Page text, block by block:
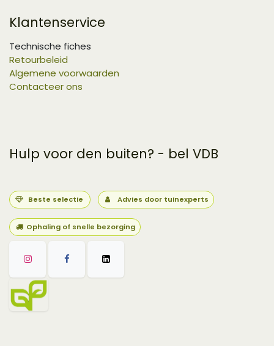
Klantenservice
Technische fiches
Retourbeleid
Algemene voorwaarden
Contacteer ons
Hulp voor den buiten? - bel VDB
Beste selectie Advies door tuinexperts
Ophaling of snelle bezorging